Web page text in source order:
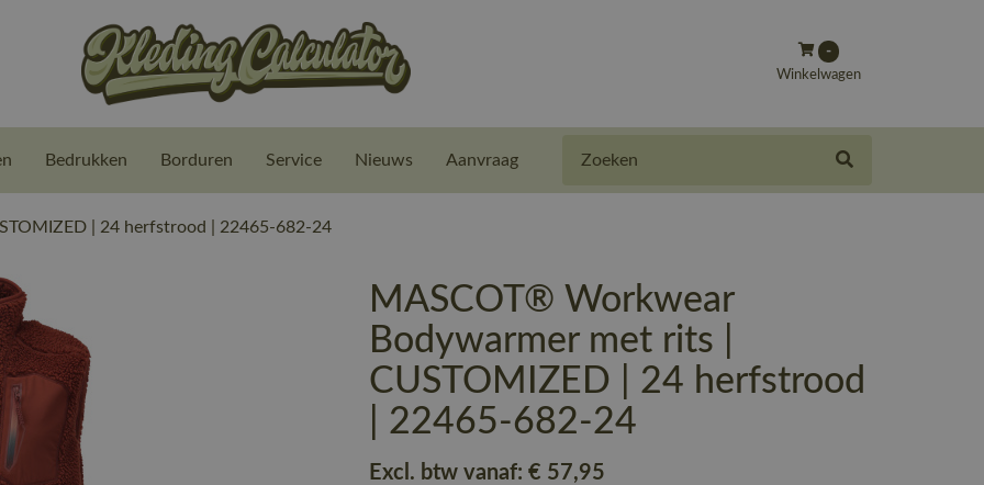
-
Winkelwagen
Bedrukken Borduren Service Nieuws Aanvraag
| 24 herfstrood | 22465-682-24
MASCOT® Workwear
Bodywarmer met rits |
CUSTOMIZED | 24 herfstrood
| 22465-682-24
Excl. btw vanaf:€ 57,95